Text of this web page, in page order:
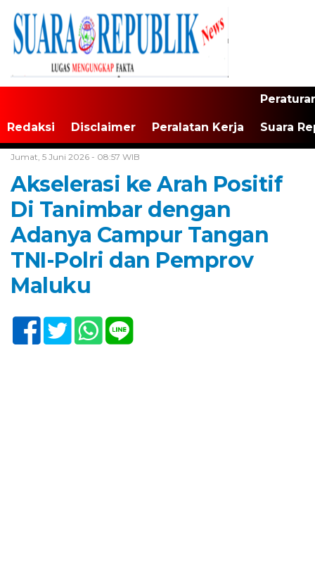
Redaksi Disclaimer Peralatan Kerja Suara
Jumat, 5 Juni 2026 - 08:57 WIB
Akselerasi ke Arah Positif
Di Tanimbar dengan
Adanya Campur Tangan
TNI-Polri dan Pemprov
Maluku